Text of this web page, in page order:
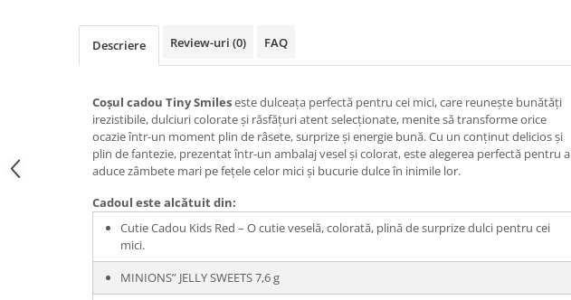
Descriere Review-uri (0) FAQ
Coșul cadou Tiny Smileseste dulceața perfectă pentru cei mici, care reunește bunătăți
irezistibile, dulciuri colorate și răsfățuri atent selecționate, menite să transforme orice
ocazie într-un moment plin de râsete, surprize și energie bună. Cu un conținut delicios și
plin de fantezie, prezentat într-un ambalaj vesel și colorat, este alegerea perfectă pentru a
aduce zâmbete mari pe fețele celor mici și bucurie dulce în inimile lor.
Cadoul este alcătuit din:
Cutie Cadou Kids Red – O cutie veselă, colorată, plină de surprize dulci pentru cei
mici.
MINIONS” JELLY SWEETS 7,6 g